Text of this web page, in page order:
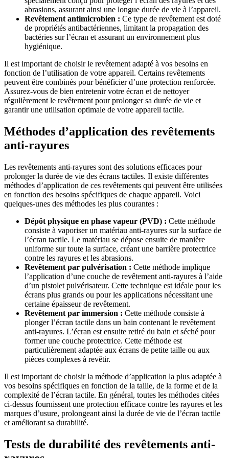
abrasions, assurant ainsi une longue durée de vie à l’appareil.
Revêtement antimicrobien : Ce type de revêtement est doté
de propriétés antibactériennes, limitant la propagation des
bactéries sur l’écran et assurant un environnement plus
hygiénique.
Il est important de choisir le revêtement adapté à vos besoins en
fonction de l’utilisation de votre appareil. Certains revêtements
peuvent être combinés pour bénéficier d’une protection renforcée.
Assurez-vous de bien entretenir votre écran et de nettoyer
régulièrement le revêtement pour prolonger sa durée de vie et
garantir une utilisation optimale de votre appareil tactile.
Méthodes d’application des revêtements
anti-rayures
Les revêtements anti-rayures sont des solutions efficaces pour
prolonger la durée de vie des écrans tactiles. Il existe différentes
méthodes d’application de ces revêtements qui peuvent être utilisées
en fonction des besoins spécifiques de chaque appareil. Voici
quelques-unes des méthodes les plus courantes :
Dépôt physique en phase vapeur (PVD) : Cette méthode
consiste à vaporiser un matériau anti-rayures sur la surface de
l’écran tactile. Le matériau se dépose ensuite de manière
uniforme sur toute la surface, créant une barrière protectrice
contre les rayures et les abrasions.
Revêtement par pulvérisation : Cette méthode implique
l’application d’une couche de revêtement anti-rayures à l’aide
d’un pistolet pulvérisateur. Cette technique est idéale pour les
écrans plus grands ou pour les applications nécessitant une
certaine épaisseur de revêtement.
Revêtement par immersion : Cette méthode consiste à
plonger l’écran tactile dans un bain contenant le revêtement
anti-rayures. L’écran est ensuite retiré du bain et séché pour
former une couche protectrice. Cette méthode est
particulièrement adaptée aux écrans de petite taille ou aux
pièces complexes à revêtir.
Il est important de choisir la méthode d’application la plus adaptée à
vos besoins spécifiques en fonction de la taille, de la forme et de la
complexité de l’écran tactile. En général, toutes les méthodes citées
ci-dessus fournissent une protection efficace contre les rayures et les
marques d’usure, prolongeant ainsi la durée de vie de l’écran tactile
et améliorant sa durabilité.
Tests de durabilité des revêtements anti-